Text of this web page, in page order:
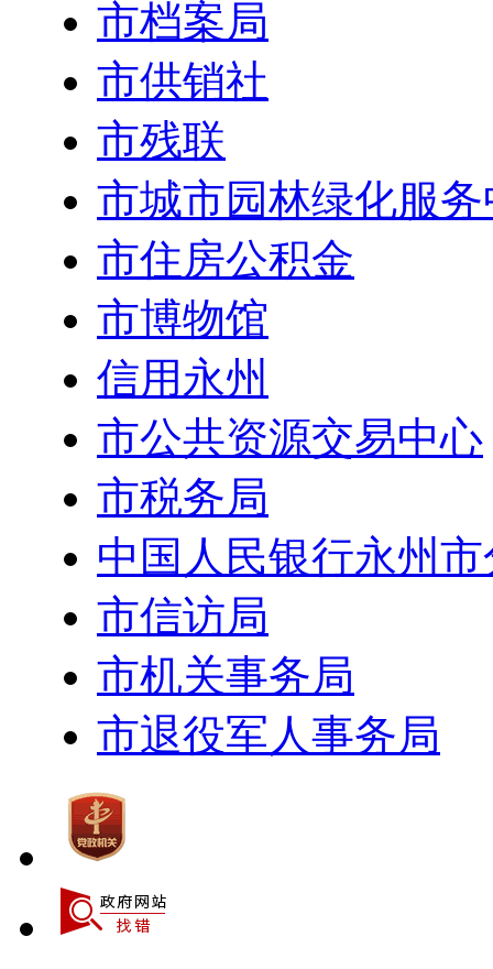
市档案局
市供销社
市残联
市城市园林绿化服
市住房公积金
市博物馆
信用永州
市公共资源交易中心
市税务局
中国人民银行永州
市信访局
市机关事务局
市退役军人事务局